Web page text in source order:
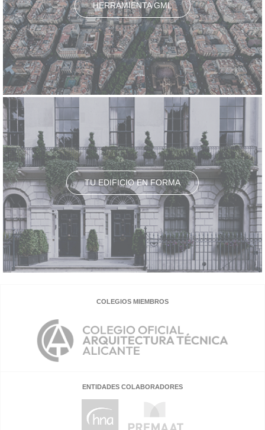
HERRAMIENTA GML
TU EDIFICIO EN FORMA
COLEGIOS MIEMBROS
ENTIDADES COLABORADORES